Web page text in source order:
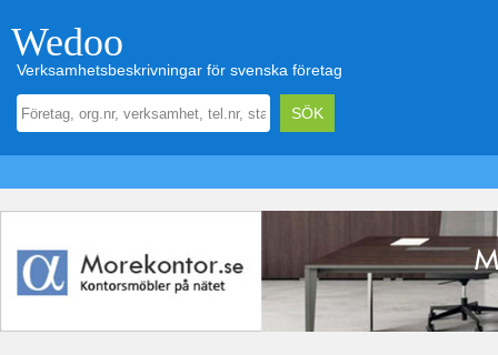
Wedoo
Verksamhetsbeskrivningar för svenska företag